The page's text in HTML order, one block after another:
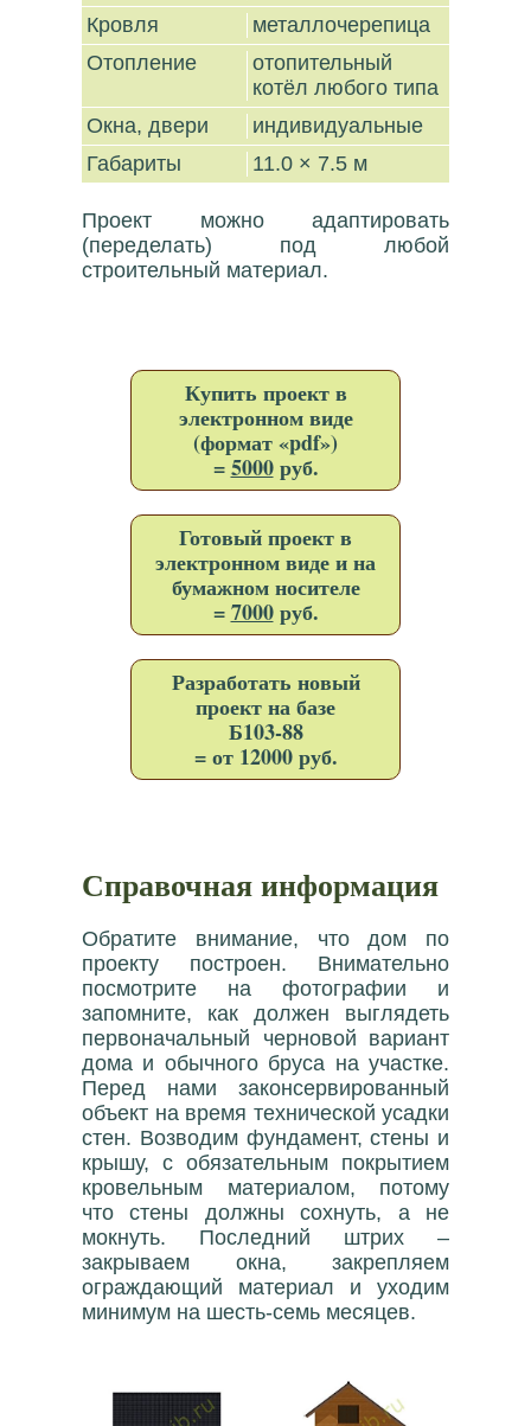
Кровля
металлочерепица
Отопление
отопительный
котёл любого типа
Окна, двери
индивидуальные
Габариты
11.0 × 7.5 м
Проект можно адаптировать
(переделать) под любой
строительный материал.
Купить проект в
электронном виде
(формат «pdf»)
=5000руб.
Готовый проект в
электронном виде и на
бумажном носителе
=7000руб.
Разработать новый
проект на базе
Б103-88
= от 12000 руб.
Справочная информация
Обратите внимание, что дом по
проекту построен. Внимательно
посмотрите на фотографии и
запомните, как должен выглядеть
первоначальный черновой вариант
дома и обычного бруса на участке.
Перед нами законсервированный
объект на время технической усадки
стен. Возводим фундамент, стены и
крышу, с обязательным покрытием
кровельным материалом, потому
что стены должны сохнуть, а не
мокнуть. Последний штрих –
закрываем окна, закрепляем
ограждающий материал и уходим
минимум на шесть-семь месяцев.